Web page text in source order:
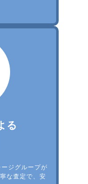
る
ジグループが
な査定で、安